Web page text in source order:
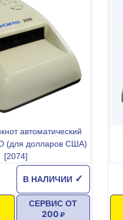
автоматический
(для долларов США)
[2074]
В НАЛИЧИИ ✓
СЕРВИС ОТ
200